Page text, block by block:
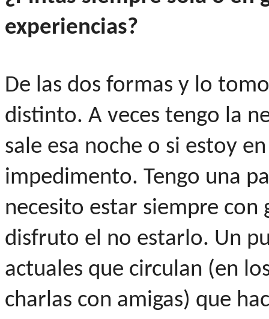
experiencias?
De las dos formas y lo
distinto. A veces tengo la
sale esa noche o si estoy
impedimento. Tengo una
necesito estar siempre con
disfruto el no estarlo. Un
actuales que circulan (en
charlas con amigas) que